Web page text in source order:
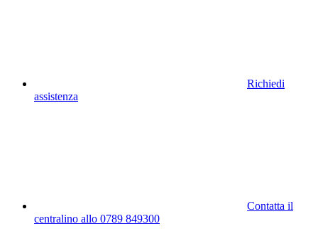
Richiedi
assistenza
Contatta il
centralino allo 0789 849300